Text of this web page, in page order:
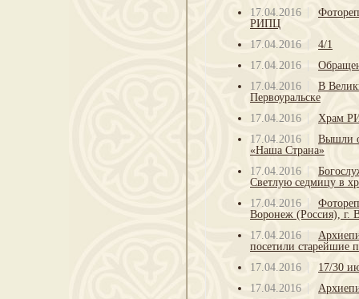
17.04.2016
РИПЦ
17.04.2016
4/1
17.04.2016
17.04.2016
В
Первоуральске
17.04.2016
Храм
17.04.2016
Вышли
«Наша Страна»
17.04.2016
Светлую седмицу в
17.04.2016
Воронеж (Россия), г.
17.04.2016
посетили старейшие
17.04.2016
17/30
17.04.2016